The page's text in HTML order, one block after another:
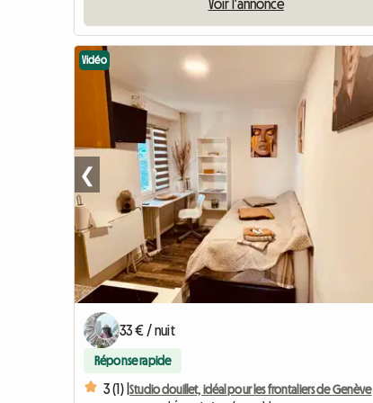
Voir l'annonce
Vidéo
❮
33 € / nuit
Réponse rapide
3 (1) |Studio douillet, idéal pour les frontaliers de Genève